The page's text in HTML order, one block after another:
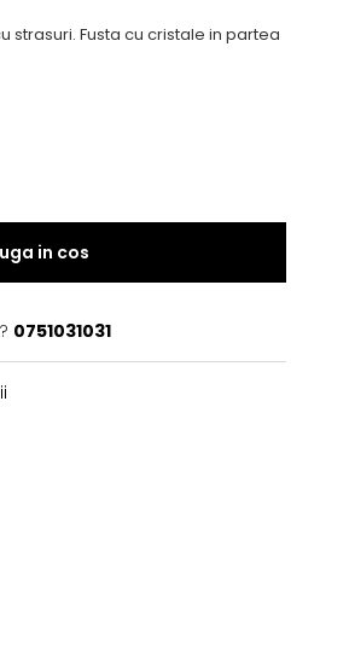
Fusta cu cristale in partea
in cos
0751031031